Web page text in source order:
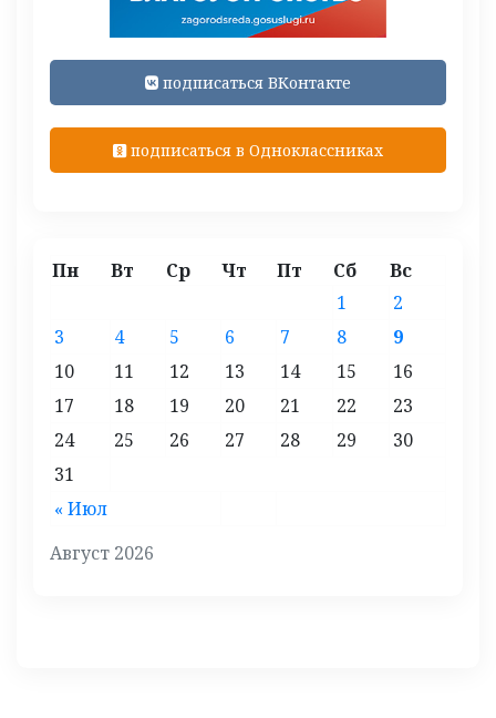
подписаться ВКонтакте
подписаться в Одноклассниках
Август 2026
Пн Вт Ср Чт Пт Сб Вс
« Июл
1
2
3
4 5 6 7 8
9
10
11 12 13 14 15
16
17
18 19 20 21 22
23
24
25 26 27 28 29
30
31